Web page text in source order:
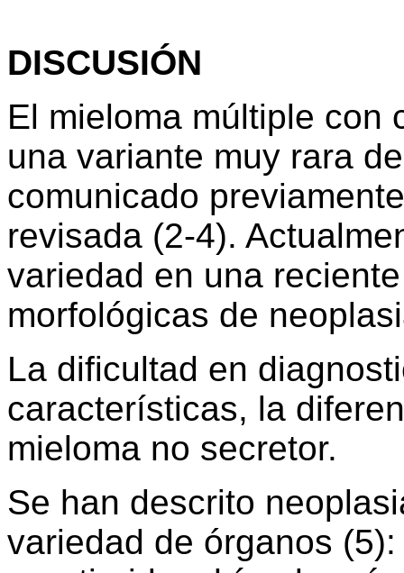
DISCUSIÓN
El mieloma múltiple con
una variante muy rara
comunicado
revisada (2-4).
variedad en una
morfológicas de
La dificultad en
características, la
mieloma no secretor.
Se han descrito
variedad de órganos